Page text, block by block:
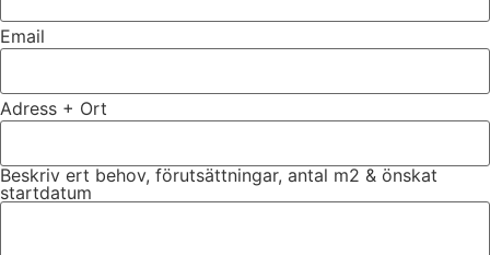
Email
Adress + Ort
Beskriv ert behov, förutsättningar, antal m2 & önskat
startdatum